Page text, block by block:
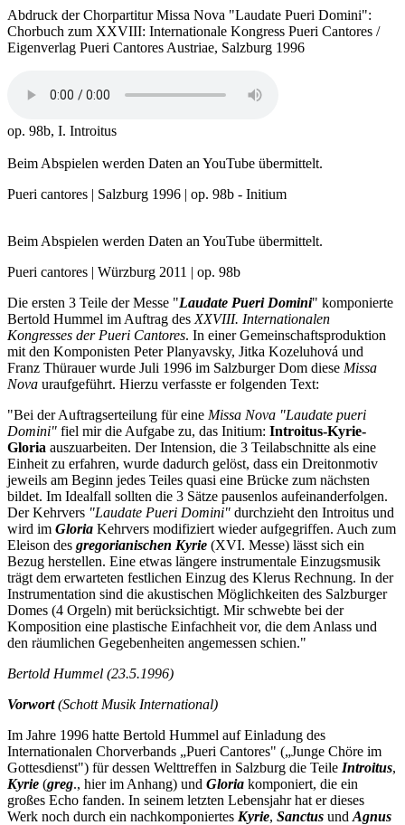
Abdruck der Chorpartitur Missa Nova "Laudate Pueri Domini":
Chorbuch zum XXVIII: Internationale Kongress Pueri Cantores /
Eigenverlag Pueri Cantores Austriae, Salzburg 1996
op. 98b, I. Introitus
Beim Abspielen werden Daten an YouTube übermittelt.
Pueri cantores | Salzburg 1996 | op. 98b - Initium
Beim Abspielen werden Daten an YouTube übermittelt.
Pueri cantores | Würzburg 2011 | op. 98b
Die ersten 3 Teile der Messe "Laudate Pueri Domini" komponierte
Bertold Hummel im Auftrag des XXVIII. Internationalen
Kongresses der Pueri Cantores. In einer Gemeinschaftsproduktion
mit den Komponisten Peter Planyavsky, Jitka Kozeluhová und
Franz Thürauer wurde Juli 1996 im Salzburger Dom diese Missa
Nova uraufgeführt. Hierzu verfasste er folgenden Text:
"Bei der Auftragserteilung für eine Missa Nova "Laudate pueri
Domini" fiel mir die Aufgabe zu, das Initium: Introitus-Kyrie-
Gloria auszuarbeiten. Der Intension, die 3 Teilabschnitte als eine
Einheit zu erfahren, wurde dadurch gelöst, dass ein Dreitonmotiv
jeweils am Beginn jedes Teiles quasi eine Brücke zum nächsten
bildet. Im Idealfall sollten die 3 Sätze pausenlos aufeinanderfolgen.
Der Kehrvers "Laudate Pueri Domini" durchzieht den Introitus und
wird im Gloria Kehrvers modifiziert wieder aufgegriffen. Auch zum
Eleison des gregorianischen Kyrie (XVI. Messe) lässt sich ein
Bezug herstellen. Eine etwas längere instrumentale Einzugsmusik
trägt dem erwarteten festlichen Einzug des Klerus Rechnung. In der
Instrumentation sind die akustischen Möglichkeiten des Salzburger
Domes (4 Orgeln) mit berücksichtigt. Mir schwebte bei der
Komposition eine plastische Einfachheit vor, die dem Anlass und
den räumlichen Gegebenheiten angemessen schien."
Bertold Hummel (23.5.1996)
Vorwort(Schott Musik International)
Im Jahre 1996 hatte Bertold Hummel auf Einladung des
Internationalen Chorverbands „Pueri Cantores" („Junge Chöre im
Gottesdienst") für dessen Welttreffen in Salzburg die Teile Introitus,
Kyrie (greg., hier im Anhang) und Gloria komponiert, die ein
großes Echo fanden. In seinem letzten Lebensjahr hat er dieses
Werk noch durch ein nachkomponiertes Kyrie, Sanctus und Agnus